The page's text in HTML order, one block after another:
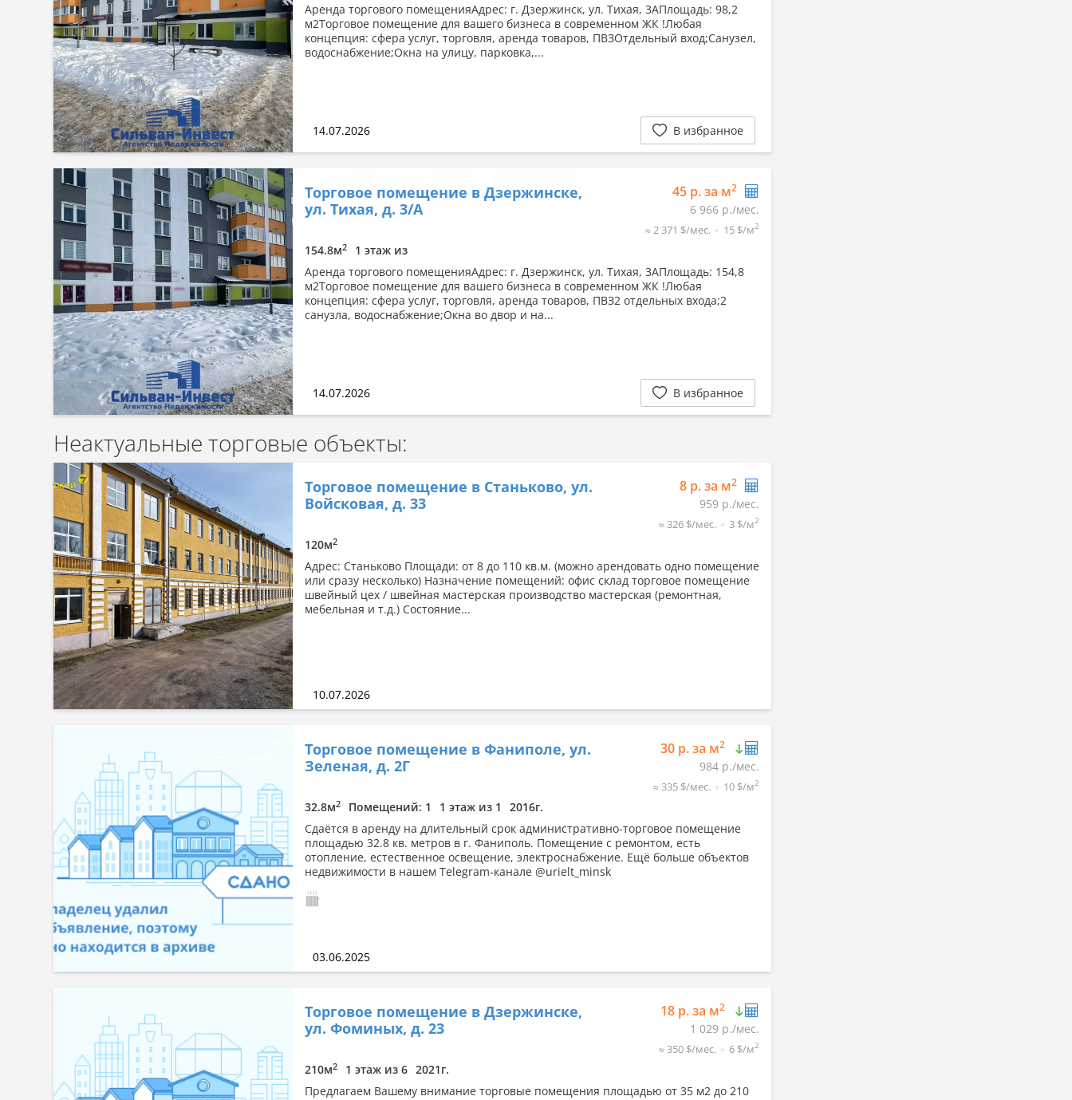
Аренда торгового помещенияАдрес: г. Дзержинск, ул. Тихая, 3АПлощадь: 98,2
м2Торговое помещение для вашего бизнеса в современном ЖК !Любая
концепция: сфера услуг, торговля, аренда товаров, ПВЗОтдельный вход;Санузел,
водоснабжение;Окна на улицу, парковка,...
14.07.2026 В избранное
Торговое помещение в Дзержинске,
ул. Тихая, д. 3/А
45 р. за м2
6 966 р./мес.
≈ 2 371 $/мес. 15 $/м2
154.8м2
1 этаж из
Аренда торгового помещенияАдрес: г. Дзержинск, ул. Тихая, 3АПлощадь: 154,8
м2Торговое помещение для вашего бизнеса в современном ЖК !Любая
концепция: сфера услуг, торговля, аренда товаров, ПВЗ2 отдельных входа;2
санузла, водоснабжение;Окна во двор и на...
14.07.2026 В избранное
Неактуальные торговые объекты:
Торговое помещение в Станьково, ул.
Войсковая, д. 33
8 р. за м2
959 р./мес.
≈ 326 $/мес. 3 $/м2
120м2
Адрес: Станьково Площади: от 8 до 110 кв.м. (можно арендовать одно помещение
или сразу несколько) Назначение помещений: офис склад торговое помещение
швейный цех / швейная мастерская производство мастерская (ремонтная,
мебельная и т.д.) Состояние...
10.07.2026
Торговое помещение в Фаниполе, ул.
Зеленая, д. 2Г
30 р. за м2
984 р./мес.
≈ 335 $/мес. 10 $/м2
32.8м2 Помещений: 1 1 этаж из 1
2016г.
Сдаётся в аренду на длительный срок административно-торговое помещение
площадью 32.8 кв. метров в г. Фаниполь. Помещение с ремонтом, есть
отопление, естественное освещение, электроснабжение. Ещё больше объектов
недвижимости в нашем Telegram-канале @urielt_minsk
03.06.2025
Торговое помещение в Дзержинске,
ул. Фоминых, д. 23
18 р. за м2
1 029 р./мес.
≈ 350 $/мес. 6 $/м2
210м2 1 этаж из 6 2021г.
Предлагаем Вашему внимание торговые помещения площадью от 35 м2 до 210